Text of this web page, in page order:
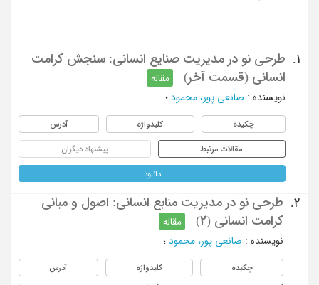
1.
طرحی نو در مدیریت صنایع انسانی: سنجش کرامت
انسانی (قسمت آخر)
مقاله
نویسنده : صانعی پور، محمود ؛
چکیده کلیدواژه آدرس
مقالات مرتبط پیشنهاد دیگران
دانلود
2.
طرحی نو در مدیریت منابع انسانی: اصول و مبانی
کرامت انسانی (2)
مقاله
نویسنده : صانعی پور، محمود ؛
چکیده کلیدواژه آدرس